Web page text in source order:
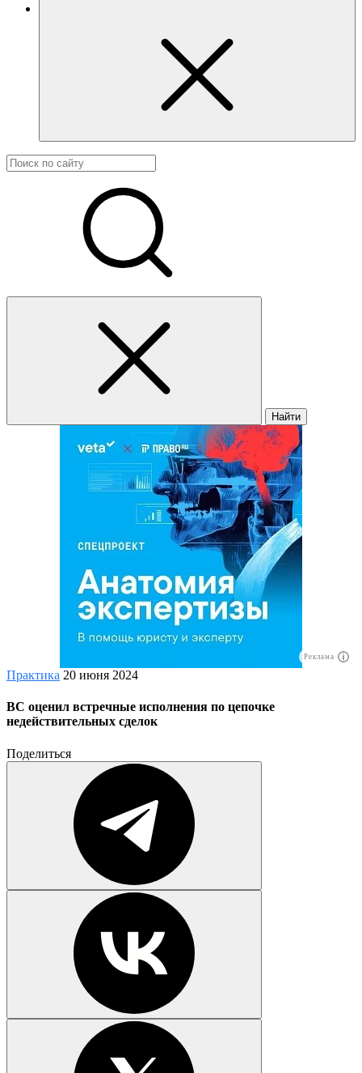
Найти
Реклама
Практика 20 июня 2024
ВС оценил встречные исполнения по цепочке
недействительных сделок
Поделиться